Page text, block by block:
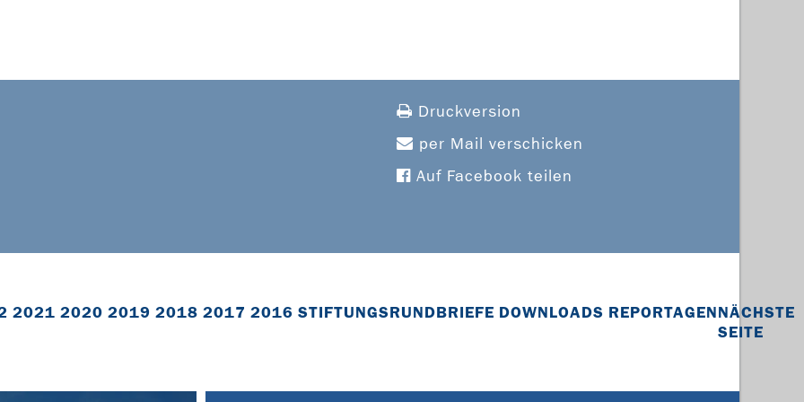
Druckversion
per Mail verschicken
Auf Facebook teilen
2021 2020 2019 2018 2017 2016 STIFTUNGSRUNDBRIEFE DOWNLOADS REPORTAGENNÄCHSTE
SEITE